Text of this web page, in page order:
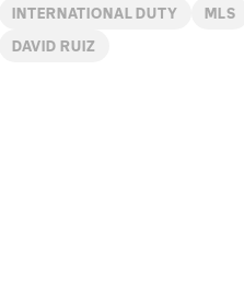
INTERNATIONAL DUTY MLS
DAVID RUIZ